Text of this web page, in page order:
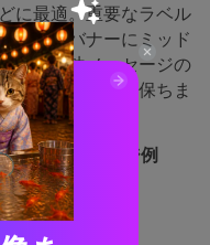
に最適。重要なラベル
ンフォバナーにミッド
ーや成功メッセージの
ラートを明確に保ちま
ルーのイメージ例